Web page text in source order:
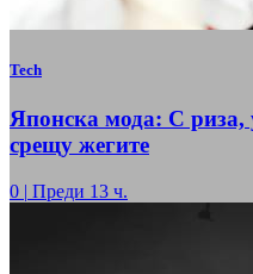
Tech
Японска мода: С риза,
срещу жегите
0 | Преди 13 ч.